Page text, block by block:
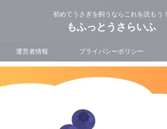
初めてうさぎを飼うならこれを読もう！
もふっとうさらいふ
運営者情報 プライバシーポリシー